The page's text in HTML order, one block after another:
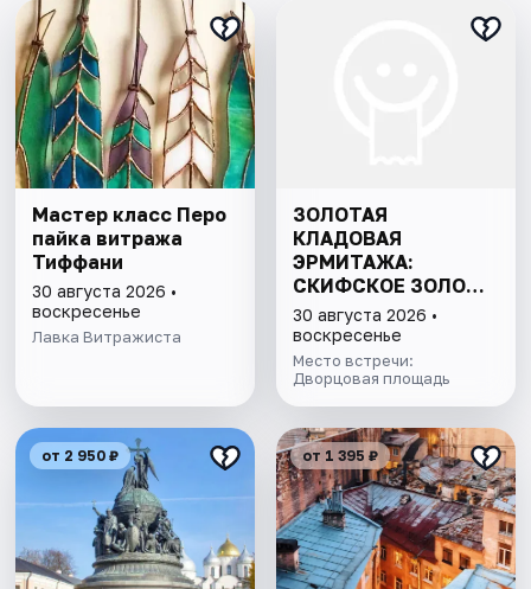
Мастер класс Перо
пайка витража
Тиффани
30 августа 2026 •
воскресенье
Лавка Витражиста
ЗОЛОТАЯ
КЛАДОВАЯ
ЭРМИТАЖА:
СКИФСКОЕ ЗОЛОТО
И СОКРОВИЩА
ИМПЕРАТОРСКОЙ
КОЛЛЕКЦИИ
30 августа 2026 •
воскресенье
Место встречи:
Дворцовая площадь
от 2 950 ₽ от 1 395 ₽